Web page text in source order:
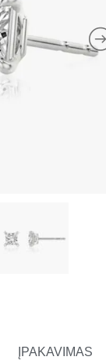
ĮPAKAVIMAS